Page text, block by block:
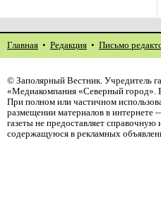
Главная • Редакция • Письмо
© Заполярный Вестник. Учредитель
«Медиакомпания «Северный город».
При полном или частичном
размещении материалов в интернете
газеты не предоставляет
содержащуюся в рекламных